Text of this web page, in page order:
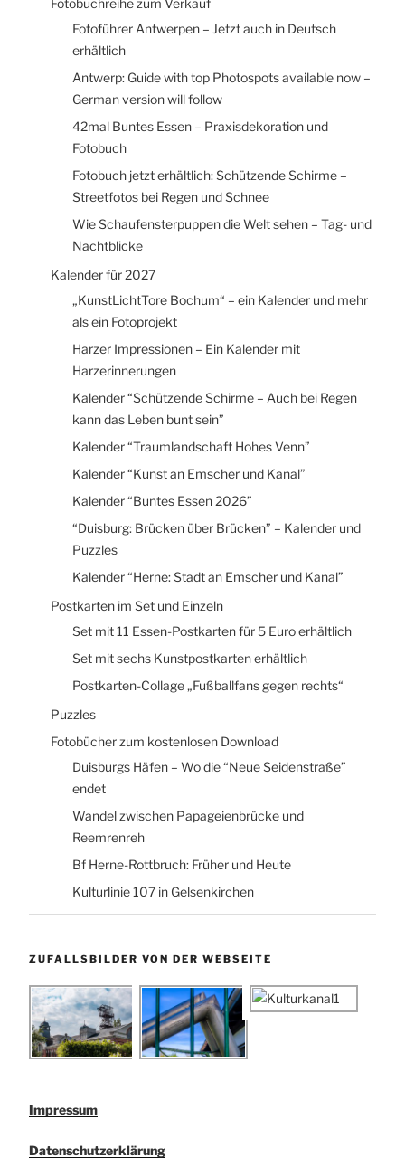
Fotobuchreihe zum Verkauf
Fotoführer Antwerpen – Jetzt auch in Deutsch
erhältlich
Antwerp: Guide with top Photospots available now –
German version will follow
42mal Buntes Essen – Praxisdekoration und
Fotobuch
Fotobuch jetzt erhältlich: Schützende Schirme –
Streetfotos bei Regen und Schnee
Wie Schaufensterpuppen die Welt sehen – Tag- und
Nachtblicke
Kalender für 2027
„KunstLichtTore Bochum“ – ein Kalender und mehr
als ein Fotoprojekt
Harzer Impressionen – Ein Kalender mit
Harzerinnerungen
Kalender “Schützende Schirme – Auch bei Regen
kann das Leben bunt sein”
Kalender “Traumlandschaft Hohes Venn”
Kalender “Kunst an Emscher und Kanal”
Kalender “Buntes Essen 2026”
“Duisburg: Brücken über Brücken” – Kalender und
Puzzles
Kalender “Herne: Stadt an Emscher und Kanal”
Postkarten im Set und Einzeln
Set mit 11 Essen-Postkarten für 5 Euro erhältlich
Set mit sechs Kunstpostkarten erhältlich
Postkarten-Collage „Fußballfans gegen rechts“
Puzzles
Fotobücher zum kostenlosen Download
Duisburgs Häfen – Wo die “Neue Seidenstraße”
endet
Wandel zwischen Papageienbrücke und
Reemrenreh
Bf Herne-Rottbruch: Früher und Heute
Kulturlinie 107 in Gelsenkirchen
ZUFALLSBILDER VON DER WEBSEITE
Impressum
Datenschutzerklärung